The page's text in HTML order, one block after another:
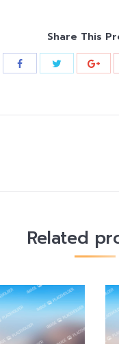
Share This
Related